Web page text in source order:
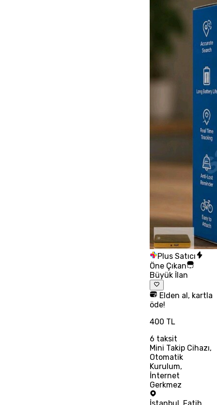
Plus Satıcı
Öne Çıkan
Büyük İlan
Elden al, kartla
öde!
400 TL
6 taksit
Mini Takip Cihazı,
Otomatik
Kurulum,
İnternet
Gerkmez